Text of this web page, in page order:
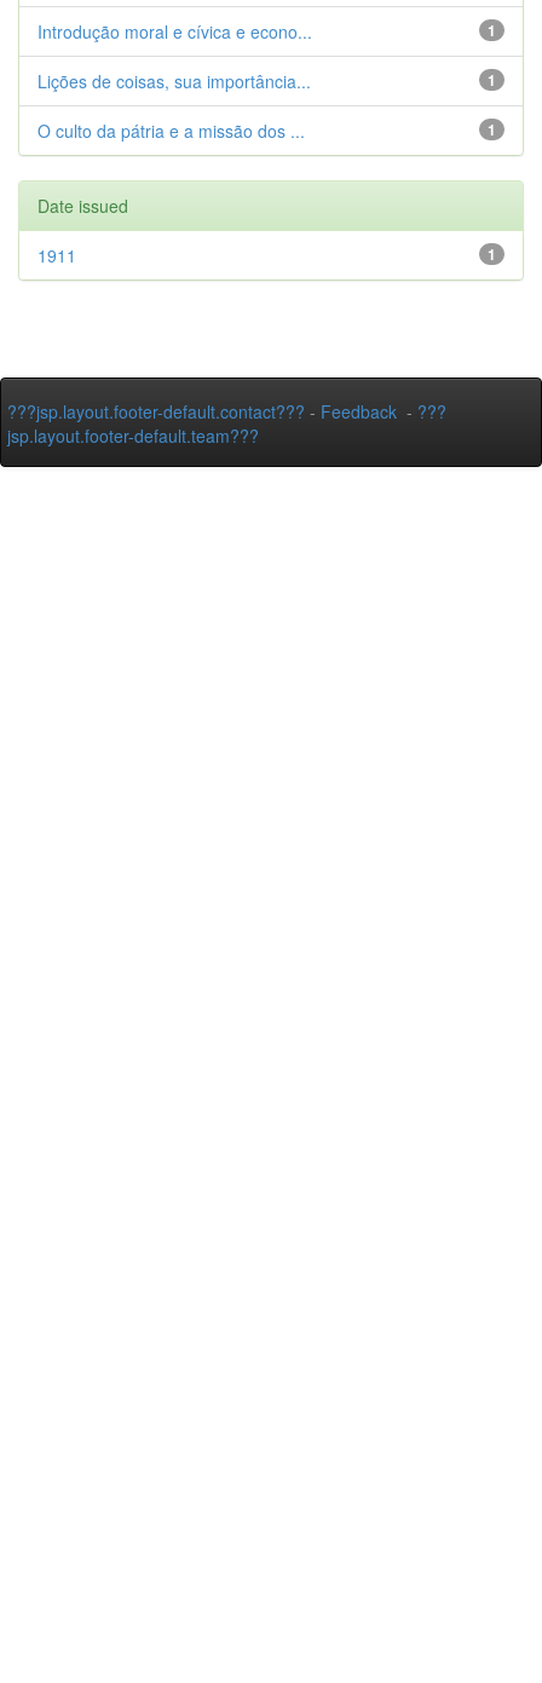
1
Introdução moral e cívica e econo...
1
Lições de coisas, sua importância...
1
O culto da pátria e a missão dos ...
Date issued
1
1911
???jsp.layout.footer-default.contact??? - Feedback - ???
jsp.layout.footer-default.team???